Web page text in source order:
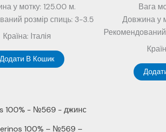
у мотку: 125.00 м.
розмір спиць: 3-3.5
Країна: Італія
Додати В Кошик
Вага
Довжина у
100% – №569 –